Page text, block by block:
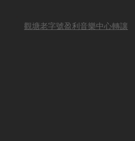
觀塘老字號盈利音樂中心轉讓